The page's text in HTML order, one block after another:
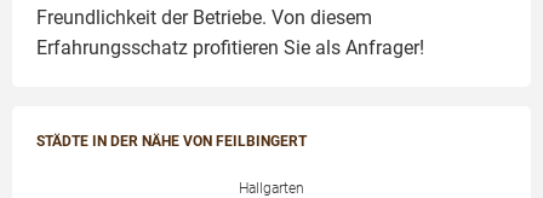
Freundlichkeit der Betriebe. Von diesem
Erfahrungsschatz profitieren Sie als Anfrager!
STÄDTE IN DER NÄHE VON FEILBINGERT
Hallgarten